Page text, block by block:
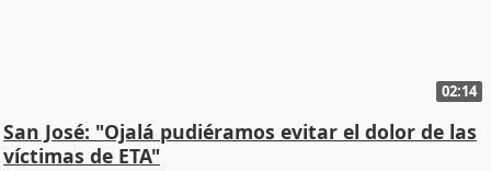
02:14
San José: "Ojalá pudiéramos evitar el dolor de las
víctimas de ETA"